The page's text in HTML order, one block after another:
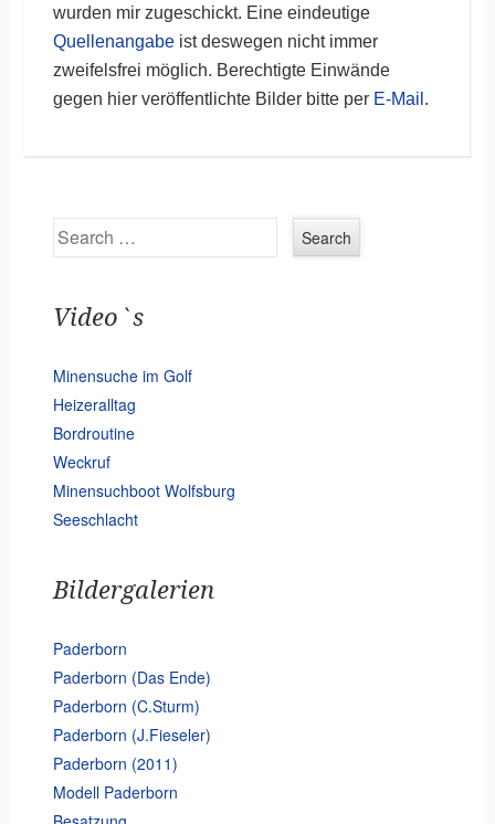
wurden mir zugeschickt. Eine eindeutige
Quellenangabeist deswegen nicht immer
zweifelsfrei möglich. Berechtigte Einwände
gegen hier veröffentlichte Bilder bitte per E-Mail .
Search
Video`s
Minensuche im Golf
Heizeralltag
Bordroutine
Weckruf
Minensuchboot Wolfsburg
Seeschlacht
Bildergalerien
Paderborn
Paderborn (Das Ende)
Paderborn (C.Sturm)
Paderborn (J.Fieseler)
Paderborn (2011)
Modell Paderborn